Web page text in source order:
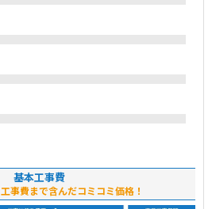
基本工事費
工事費まで含んだコミコミ価格！